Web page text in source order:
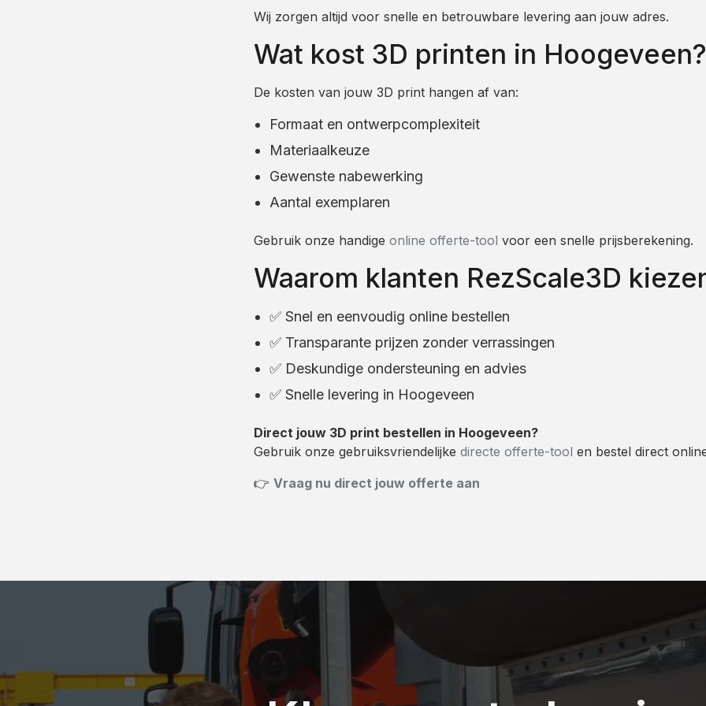
Wij zorgen altijd voor snelle en betrouwbare levering aan jouw adres.
Wat kost 3D printen in Hoogeveen?
De kosten van jouw 3D print hangen af van:
Formaat en ontwerpcomplexiteit
Materiaalkeuze
Gewenste nabewerking
Aantal exemplaren
Gebruik onze handige online offerte-tool voor een snelle prijsberekening.
Waarom klanten RezScale3D
✅ Snel en eenvoudig online bestellen
✅ Transparante prijzen zonder verrassingen
✅ Deskundige ondersteuning en advies
✅ Snelle levering in Hoogeveen
Direct jouw 3D print bestellen in Hoogeveen?
Gebruik onze gebruiksvriendelijke directe offerte-tool en bestel direct
👉 Vraag nu direct jouw offerte aan